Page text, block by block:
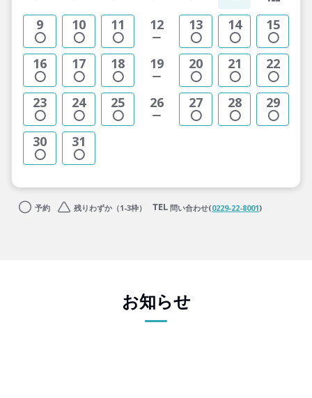
9 10 11 12 13 14 15
16 17 18 19 20 21 22
23 24 25 26 27 28 29
30 31
予約 残りわずか（1-3枠） 問い合わせ(0229-22-8001)
お知らせ